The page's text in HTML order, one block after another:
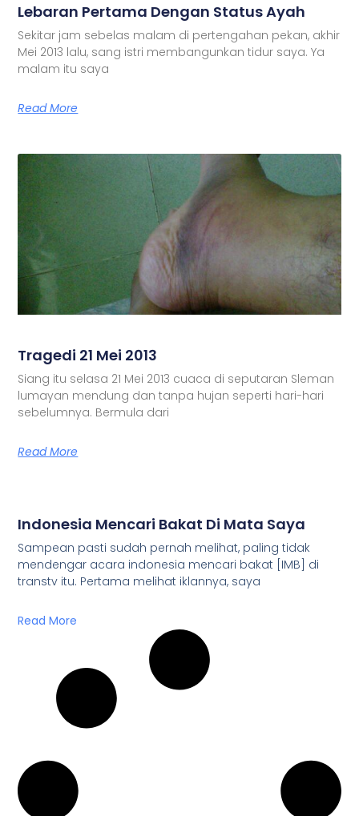
Lebaran Pertama Dengan Status Ayah
Sekitar jam sebelas malam di pertengahan pekan, akhir
Mei 2013 lalu, sang istri membangunkan tidur saya. Ya
malam itu saya
Read More
Tragedi 21 Mei 2013
Siang itu selasa 21 Mei 2013 cuaca di seputaran Sleman
lumayan mendung dan tanpa hujan seperti hari-hari
sebelumnya. Bermula dari
Read More
Indonesia Mencari Bakat Di Mata Saya
Sampean pasti sudah pernah melihat, paling tidak
mendengar acara indonesia mencari bakat [IMB] di
transtv itu. Pertama melihat iklannya, saya
Read More